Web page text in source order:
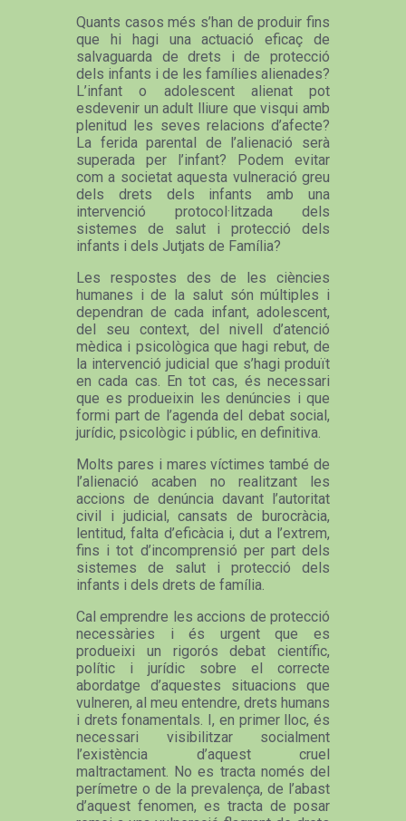
Quants casos més s’han de produir fins
que hi hagi una actuació eficaç de
salvaguarda de drets i de protecció
dels infants i de les famílies alienades?
L’infant o adolescent alienat pot
esdevenir un adult lliure que visqui amb
plenitud les seves relacions d’afecte?
La ferida parental de l’alienació serà
superada per l’infant? Podem evitar
com a societat aquesta vulneració greu
dels drets dels infants amb una
intervenció protocol·litzada dels
sistemes de salut i protecció dels
infants i dels Jutjats de Família?
Les respostes des de les ciències
humanes i de la salut són múltiples i
dependran de cada infant, adolescent,
del seu context, del nivell d’atenció
mèdica i psicològica que hagi rebut, de
la intervenció judicial que s’hagi produït
en cada cas. En tot cas, és necessari
que es produeixin les denúncies i que
formi part de l’agenda del debat social,
jurídic, psicològic i públic, en definitiva.
Molts pares i mares víctimes també de
l’alienació acaben no realitzant les
accions de denúncia davant l’autoritat
civil i judicial, cansats de burocràcia,
lentitud, falta d’eficàcia i, dut a l’extrem,
fins i tot d’incomprensió per part dels
sistemes de salut i protecció dels
infants i dels drets de família.
Cal emprendre les accions de protecció
necessàries i és urgent que es
produeixi un rigorós debat científic,
polític i jurídic sobre el correcte
abordatge d’aquestes situacions que
vulneren, al meu entendre, drets humans
i drets fonamentals. I, en primer lloc, és
necessari visibilitzar socialment
l’existència d’aquest cruel
maltractament. No es tracta només del
perímetre o de la prevalença, de l’abast
d’aquest fenomen, es tracta de posar